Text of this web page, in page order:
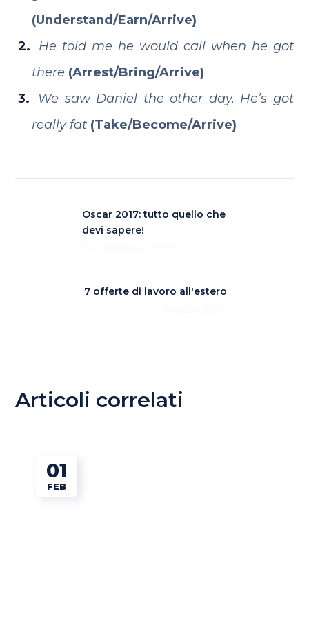
(Understand/Earn/Arrive)
He told me he would call when he got
there (Arrest/Bring/Arrive)
We saw Daniel the other day. He’s got
really fat (Take/Become/Arrive)
Oscar 2017: tutto quello che
devi sapere!
7 offerte di lavoro all'estero
Articoli correlati
01
FEB